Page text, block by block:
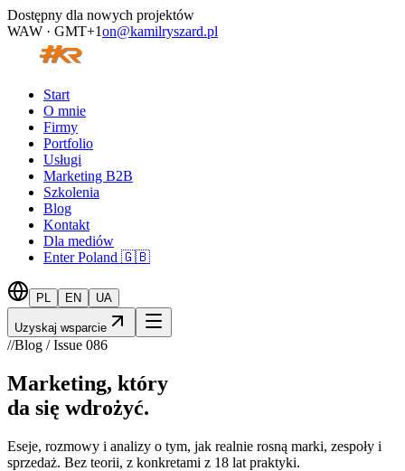
Dostępny dla nowych projektów
WAW · GMT+1on@kamilryszard.pl
Start
O mnie
Firmy
Portfolio
Usługi
Marketing B2B
Szkolenia
Blog
Kontakt
Dla mediów
Enter Poland 🇬🇧
PL EN UA
Uzyskaj wsparcie
//Blog / Issue 086
Marketing, który
da się wdrożyć.
Eseje, rozmowy i analizy o tym, jak realnie rosną marki, zespoły i
sprzedaż. Bez teorii, z konkretami z 18 lat praktyki.